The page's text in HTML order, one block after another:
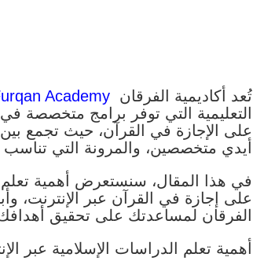
تُعد أكاديمية الفرقانAcademy
التعليمية التي توفر برامج متخصصة
على الإجازة في القرآن، حيث تجمع بين
أيدي متخصصين، والمرونة التي تناسب
في هذا المقال، سنستعرض أهمية تعلم
على إجازة في القرآن عبر الإنترنت،
الفرقان لمساعدتك على تحقيق أهدافك
أهمية تعلم الدراسات الإسلامية عبر